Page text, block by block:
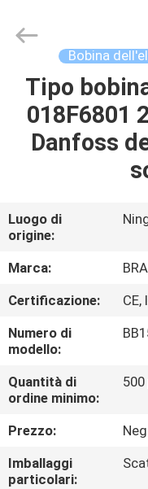
CASA.
PRODOTTI
DI
NOI
VISITA
ALLA
FABBRICA
CONTROLLO
DELLA
QUALITÀ
Hardware
Bobina
Tipo
018F6801
Danfoss
Luogo di
origine:
Marca:
Certificazione:
CE,
Numero di
modello:
Quantità di
ordine minimo:
Prezzo:
Imballaggi
particolari: